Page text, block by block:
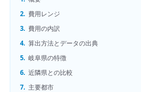
2. 費用レンジ
3. 費用の内訳
4. 算出方法とデータの出典
5. 岐阜県の特徴
6. 近隣県との比較
7. 主要都市